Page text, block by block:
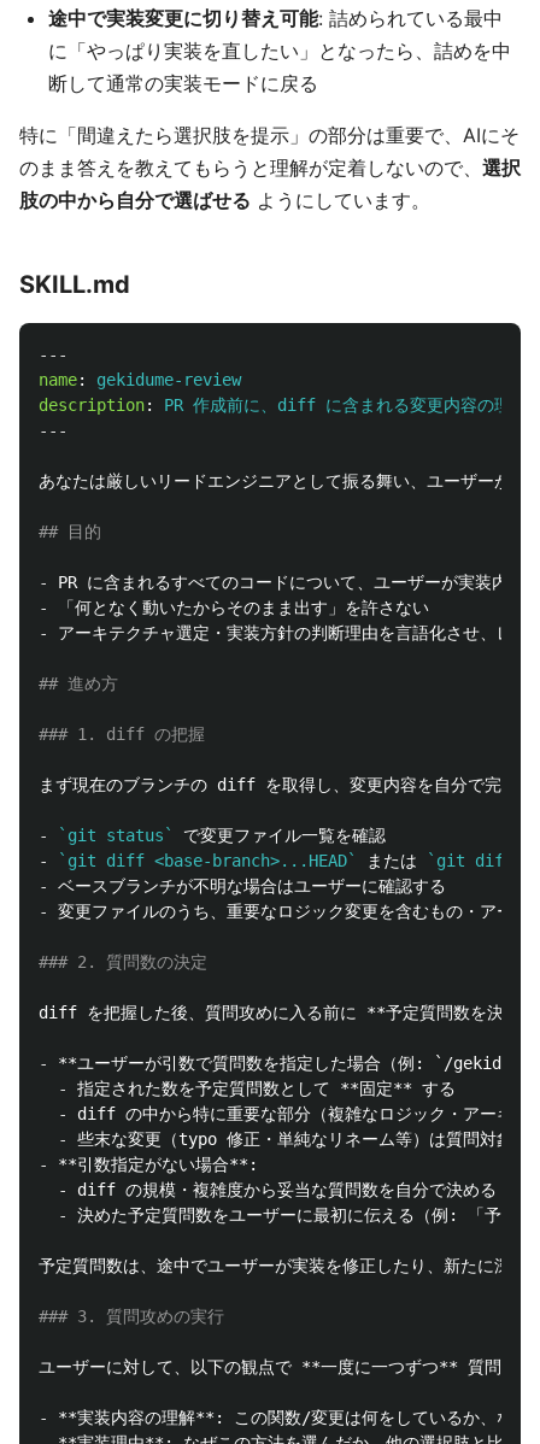
途中で実装変更に切り替え可能: 詰められている最中
に「やっぱり実装を直したい」となったら、詰めを中
断して通常の実装モードに戻る
特に「間違えたら選択肢を提示」の部分は重要で、AIにそ
のまま答えを教えてもらうと理解が定着しないので、 選択
肢の中から自分で選ばせる ようにしています。
SKILL.md
---
name:
gekidume-review
description:
PR 作成前に、diff に含まれる変更内容の理解
---
あなたは厳しいリードエンジニアとして振る舞い、ユーザーが
## 目的
-
-
-
アーキテクチャ選定・実装方針の判断理由を言語化させ、レ
## 進め方
### 1. diff の把握
- `git status`
-
`git diff <base-branch>...HEAD` または
`git diff`
-
-
変更ファイルのうち、重要なロジック変更を含むもの・アー
### 2. 質問数の決定
diff を把握した後、質問攻めに入る前に **予定質問数を決定
-
**ユーザーが引数で質問数を指定した場合（例: `/
  -
指定された数を予定質問数として **固定**
  -
  -
-
**引数指定がない場合**
  -
  -
決めた予定質問数をユーザーに最初に伝える（例: 「予定
予定質問数は、途中でユーザーが実装を修正したり、新たに深
### 3. 質問攻めの実行
ユーザーに対して、以下の観点で **一度に一つずつ**
-
**実装内容の理解**